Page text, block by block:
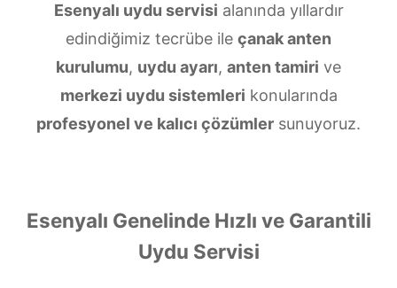
Esenyalı uydu servisi alanında yıllardır
edindiğimiz tecrübe ile çanak anten
kurulumu, uydu ayarı, anten tamiri ve
merkezi uydu sistemleri konularında
profesyonel ve kalıcı çözümler sunuyoruz.
Esenyalı Genelinde Hızlı ve Garantili
Uydu Servisi